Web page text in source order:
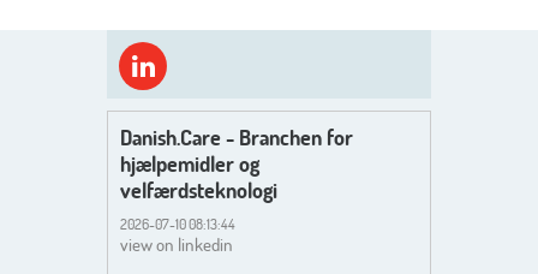
Danish.Care - Branchen for
hjælpemidler og
velfærdsteknologi
2026-07-10 08:13:44
view on linkedin